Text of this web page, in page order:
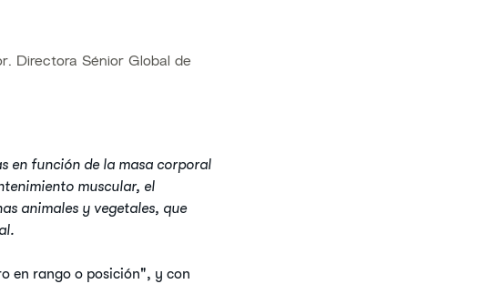
Directora Sénior Global de
en función de la masa corporal
muscular, el
animales y vegetales, que
en rango o posición", y con